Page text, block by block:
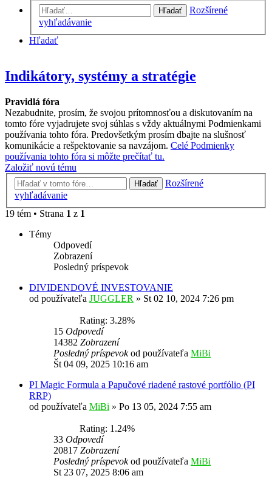
Hľadať
Rozšírené
vyhľadávanie
Hľadať
Indikátory, systémy a stratégie
Pravidlá fóra
Nezabudnite, prosím, že svojou prítomnosťou a diskutovaním na
tomto fóre vyjadrujete svoj súhlas s vždy aktuálnymi Podmienkami
používania tohto fóra. Predovšetkým prosím dbajte na slušnosť
komunikácie a rešpektovanie sa navzájom. Celé Podmienky
používania tohto fóra si môžte prečítať tu.
Založiť novú tému
Hľadať
Rozšírené
vyhľadávanie
19 tém • Strana 1 z 1
Témy
Odpovedí
Zobrazení
Posledný príspevok
DIVIDENDOVÉ INVESTOVANIE
od používateľa JUGGLER » St 02 10, 2024 7:26 pm
Rating: 3.28%
15 Odpovedí
14382 Zobrazení
Posledný príspevokod používateľa MiBi
Št 04 09, 2025 10:16 am
PI Magic Formula a Papučové riadené rastové portfólio (PI
RRP)
od používateľa MiBi » Po 13 05, 2024 7:55 am
Rating: 1.24%
33 Odpovedí
20817 Zobrazení
Posledný príspevokod používateľa MiBi
St 23 07, 2025 8:06 am